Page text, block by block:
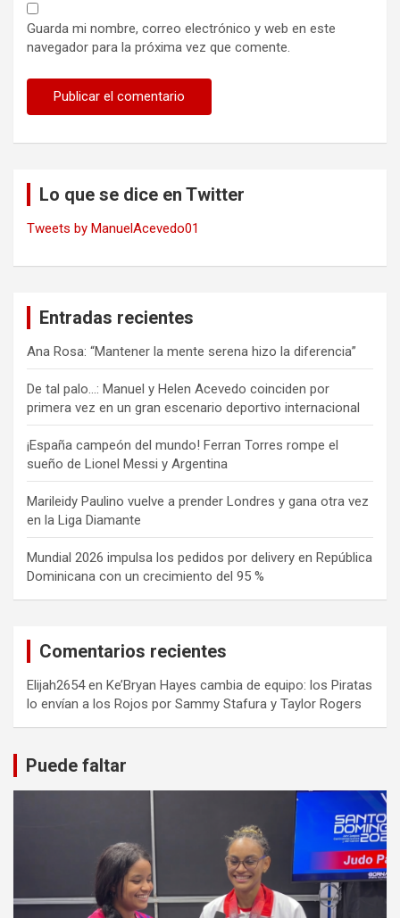
Guarda mi nombre, correo electrónico y web en este
navegador para la próxima vez que comente.
Lo que se dice en Twitter
Tweets by ManuelAcevedo01
Entradas recientes
Ana Rosa: “Mantener la mente serena hizo la diferencia”
De tal palo…: Manuel y Helen Acevedo coinciden por
primera vez en un gran escenario deportivo internacional
¡España campeón del mundo! Ferran Torres rompe el
sueño de Lionel Messi y Argentina
Marileidy Paulino vuelve a prender Londres y gana otra vez
en la Liga Diamante
Mundial 2026 impulsa los pedidos por delivery en República
Dominicana con un crecimiento del 95 %
Comentarios recientes
Elijah2654en Ke’Bryan Hayes cambia de equipo: los Piratas
lo envían a los Rojos por Sammy Stafura y Taylor Rogers
Puede faltar